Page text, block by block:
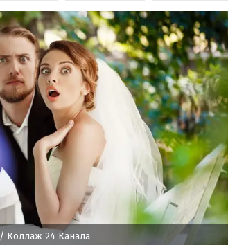
/ Коллаж 24 Канала